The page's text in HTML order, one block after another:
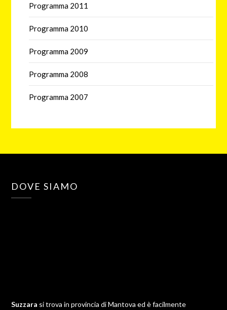
Programma 2011
Programma 2010
Programma 2009
Programma 2008
Programma 2007
DOVE SIAMO
Suzzara si trova in provincia di Mantova ed è facilmente